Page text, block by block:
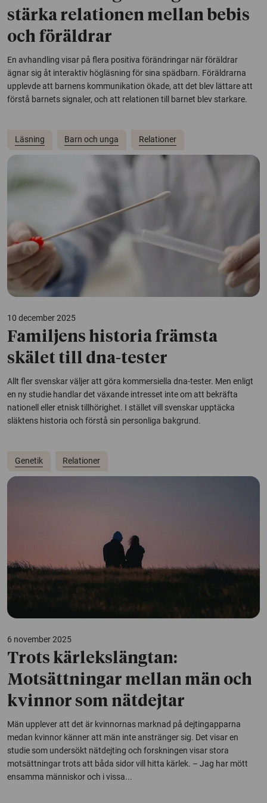
stärka relationen mellan bebis
och föräldrar
En avhandling visar på flera positiva förändringar när föräldrar
ägnar sig åt interaktiv högläsning för sina spädbarn. Föräldrarna
upplevde att barnens kommunikation ökade, att det blev lättare att
förstå barnets signaler, och att relationen till barnet blev starkare.
Läsning Barn och unga Relationer
10 december 2025
Familjens historia främsta
skälet till dna-tester
Allt fler svenskar väljer att göra kommersiella dna-tester. Men enligt
en ny studie handlar det växande intresset inte om att bekräfta
nationell eller etnisk tillhörighet. I stället vill svenskar upptäcka
släktens historia och förstå sin personliga bakgrund.
Genetik Relationer
6 november 2025
Trots kärlekslängtan:
Motsättningar mellan män och
kvinnor som nätdejtar
Män upplever att det är kvinnornas marknad på dejtingapparna
medan kvinnor känner att män inte anstränger sig. Det visar en
studie som undersökt nätdejting och forskningen visar stora
motsättningar trots att båda sidor vill hitta kärlek. – Jag har mött
ensamma människor och i vissa...